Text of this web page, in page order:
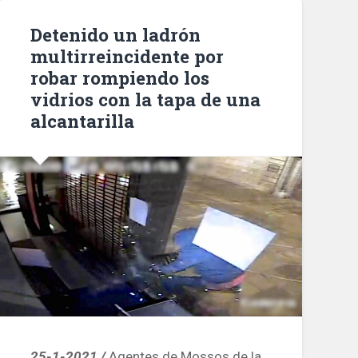
Sagrada
Familia»
Detenido un ladrón
multirreincidente por
robar rompiendo los
vidrios con la tapa de una
alcantarilla